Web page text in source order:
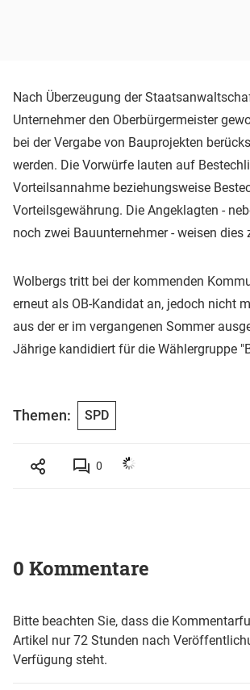
Nach Überzeugung der
Unternehmer den Oberbürgermeister
bei der Vergabe von Bauprojekten
werden. Die Vorwürfe lauten auf
Vorteilsannahme beziehungsweise
Vorteilsgewährung. Die Angeklagten -
noch zwei Bauunternehmer - weisen dies
Wolbergs tritt bei der kommenden
erneut als OB-Kandidat an, jedoch nicht
aus der er im vergangenen Sommer
Jährige kandidiert für die Wählergruppe
Themen: SPD
0
0 Kommentare
Bitte beachten Sie, dass die
Artikel nur 72 Stunden nach
Verfügung steht.